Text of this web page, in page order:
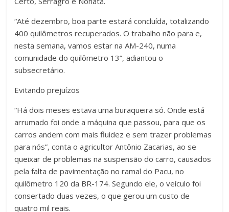
“Até dezembro, boa parte estará concluída, totalizando
400 quilômetros recuperados. O trabalho não para e,
nesta semana, vamos estar na AM-240, numa
comunidade do quilômetro 13”, adiantou o
subsecretário.
Evitando prejuízos
“Há dois meses estava uma buraqueira só. Onde está
arrumado foi onde a máquina que passou, para que os
carros andem com mais fluidez e sem trazer problemas
para nós”, conta o agricultor Antônio Zacarias, ao se
queixar de problemas na suspensão do carro, causados
pela falta de pavimentação no ramal do Pacu, no
quilômetro 120 da BR-174. Segundo ele, o veículo foi
consertado duas vezes, o que gerou um custo de
quatro mil reais.